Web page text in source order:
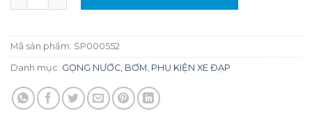
Mã sản phẩm: SP000552
Danh mục: GỌNG NƯỚC, BƠM PHỤ KIỆN XE ĐẠP